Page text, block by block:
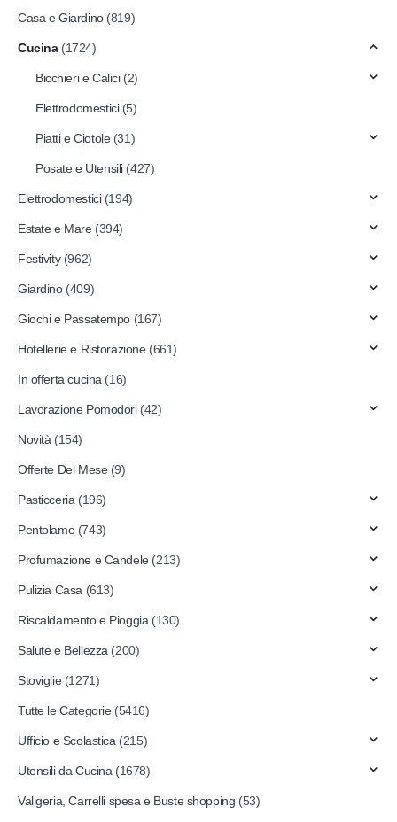
Casa e Giardino (819)
Cucina (1724)
Bicchieri e Calici (2)
Elettrodomestici (5)
Piatti e Ciotole (31)
Posate e Utensili (427)
Elettrodomestici (194)
Estate e Mare (394)
Festivity (962)
Giardino (409)
Giochi e Passatempo (167)
Hotellerie e Ristorazione (661)
In offerta cucina (16)
Lavorazione Pomodori (42)
Novità (154)
Offerte Del Mese (9)
Pasticceria (196)
Pentolame (743)
Profumazione e Candele (213)
Pulizia Casa (613)
Riscaldamento e Pioggia (130)
Salute e Bellezza (200)
Stoviglie (1271)
Tutte le Categorie (5416)
Ufficio e Scolastica (215)
Utensili da Cucina (1678)
Valigeria, Carrelli spesa e Buste shopping (53)